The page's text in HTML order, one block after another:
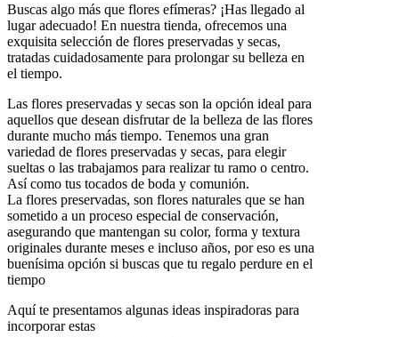
Buscas algo más que flores efímeras? ¡Has llegado al
lugar adecuado! En nuestra tienda, ofrecemos una
exquisita selección de flores preservadas y secas,
tratadas cuidadosamente para prolongar su belleza en
el tiempo.
Las flores preservadas y secas son la opción ideal para
aquellos que desean disfrutar de la belleza de las flores
durante mucho más tiempo. Tenemos una gran
variedad de flores preservadas y secas, para elegir
sueltas o las trabajamos para realizar tu ramo o centro.
Así como tus tocados de boda y comunión.
La flores preservadas, son flores naturales que se han
sometido a un proceso especial de conservación,
asegurando que mantengan su color, forma y textura
originales durante meses e incluso años, por eso es una
buenísima opción si buscas que tu regalo perdure en el
tiempo
Aquí te presentamos algunas ideas inspiradoras para
incorporar estas